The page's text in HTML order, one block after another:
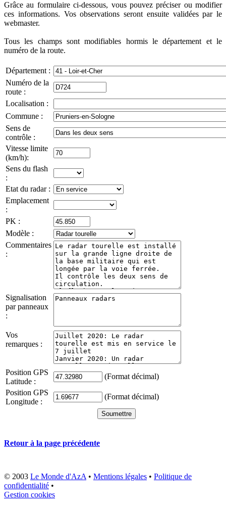
Grâce au formulaire ci-dessous, vous pouvez préciser ou modifier
ces informations. Vos observations seront ensuite validées par le
webmaster.
Tous les champs sont modifiables hormis le département et le
numéro de la route.
Département :
Numéro de la
route :
Localisation :
Commune :
Sens de
contrôle :
Vitesse limite
(km/h):
Sens du flash
:
Etat du radar :
Emplacement
:
PK :
Modèle :
Commentaires
:
Signalisation
par panneaux
:
Vos
remarques :
Position GPS
Latitude :
(Format décimal)
Position GPS
Longitude :
(Format décimal)
Retour à la page précédente
© 2003 Le Monde d'AzA • Mentions légales • Politique de
confidentialité •
Gestion cookies